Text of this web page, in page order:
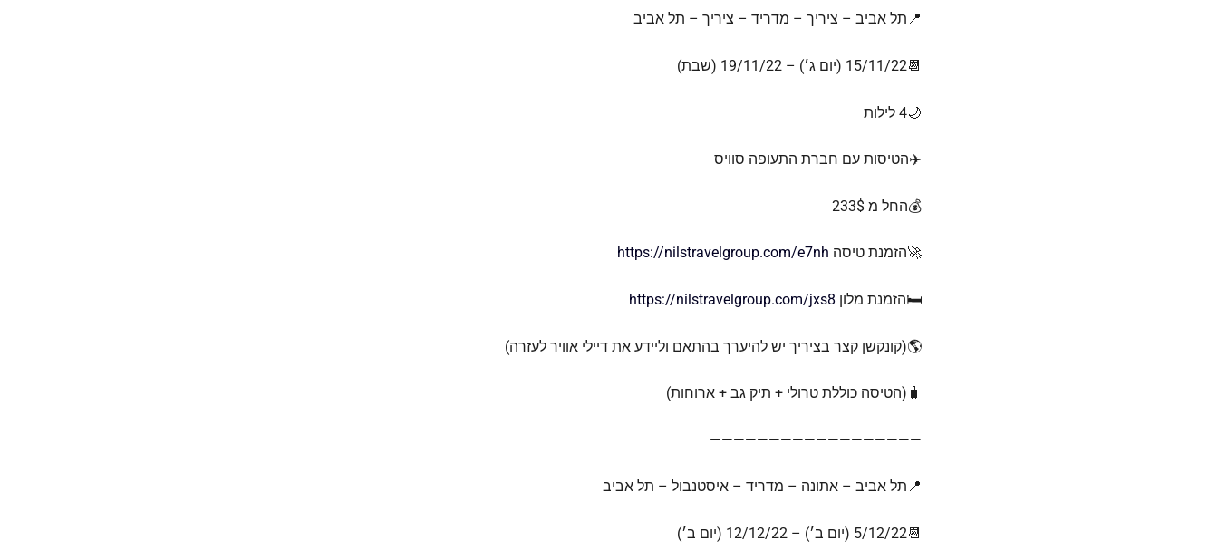
📍תל אביב – ציריך – מדריד – ציריך – תל אביב
📆15/11/22 (יום ג׳) – 19/11/22 (שבת)
🌙4 לילות
✈️הטיסות עם חברת התעופה סוויס
💰החל מ 233$
🚀הזמנת טיסה https://nilstravelgroup.com/e7nh
🛏️הזמנת מלון https://nilstravelgroup.com/jxs8
🌎(קונקשן קצר בציריך יש להיערך בהתאם וליידע את דיילי אוויר לעזרה)
🧳(הטיסה כוללת טרולי + תיק גב + ארוחות)
——————————————————
📍תל אביב – אתונה – מדריד – איסטנבול – תל אביב
📆5/12/22 (יום ב׳) – 12/12/22 (יום ב׳)